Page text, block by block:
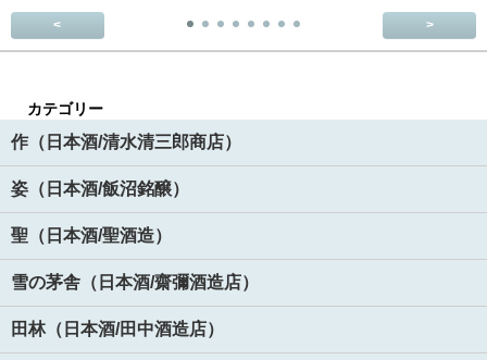
< >
カテゴリー
作（日本酒/清水清三郎商店）
姿（日本酒/飯沼銘醸）
聖（日本酒/聖酒造）
雪の茅舎（日本酒/齋彌酒造店）
田林（日本酒/田中酒造店）